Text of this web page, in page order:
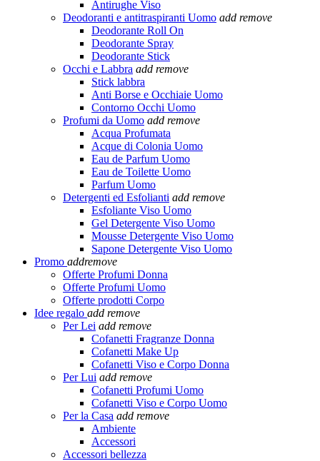
Antirughe Viso
Deodoranti e antitraspiranti Uomo add remove
Deodorante Roll On
Deodorante Spray
Deodorante Stick
Occhi e Labbra add remove
Stick labbra
Anti Borse e Occhiaie Uomo
Contorno Occhi Uomo
Profumi da Uomo add remove
Acqua Profumata
Acque di Colonia Uomo
Eau de Parfum Uomo
Eau de Toilette Uomo
Parfum Uomo
Detergenti ed Esfolianti add remove
Esfoliante Viso Uomo
Gel Detergente Viso Uomo
Mousse Detergente Viso Uomo
Sapone Detergente Viso Uomo
Promo addremove
Offerte Profumi Donna
Offerte Profumi Uomo
Offerte prodotti Corpo
Idee regalo add remove
Per Lei add remove
Cofanetti Fragranze Donna
Cofanetti Make Up
Cofanetti Viso e Corpo Donna
Per Lui add remove
Cofanetti Profumi Uomo
Cofanetti Viso e Corpo Uomo
Per la Casa add remove
Ambiente
Accessori
Accessori bellezza